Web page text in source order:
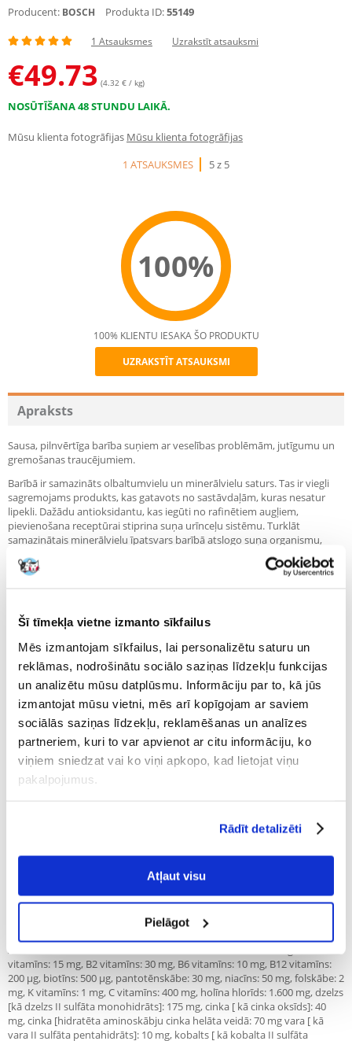
Šī tīmekļa vietne izmanto sīkfailus
Mēs izmantojam sīkfailus, lai personalizētu saturu un
reklāmas, nodrošinātu sociālo saziņas līdzekļu funkcijas
un analizētu mūsu datplūsmu. Informāciju par to, kā jūs
izmantojat mūsu vietni, mēs arī kopīgojam ar saviem
sociālās saziņas līdzekļu, reklamēšanas un analīzes
partneriem, kuri to var apvienot ar citu informāciju, ko
viņiem sniedzat vai ko viņi apkopo, kad lietojat viņu
pakalpojumus.
Rādīt detalizēti
Atļaut visu
Pielāgot
Producent: BOSCH Produkta ID:55149
1 Atsauksmes Uzrakstīt atsauksmi
€49.73 (4.32 € / kg)
NOSŪTĪŠANA 48 STUNDU LAIKĀ.
Mūsu klienta fotogrāfijas Mūsu klienta fotogrāfijas
1 ATSAUKSMES
5 z 5
100%
Recommend
100% KLIENTU IESAKA ŠO PRODUKTU
UZRAKSTĪT ATSAUKSMI
Apraksts
Sausa, pilnvērtīga barība suņiem ar veselības problēmām, jutīgumu un
gremošanas traucējumiem.
Barībā ir samazināts olbaltumvielu un minerālvielu saturs. Tas ir viegli
sagremojams produkts, kas gatavots no sastāvdaļām, kuras nesatur
lipekli. Dažādu antioksidantu, kas iegūti no rafinētiem augļiem,
pievienošana receptūrai stiprina suņa urīnceļu sistēmu. Turklāt
samazinātais minerālvielu īpatsvars barībā atslogo suņa organismu,
izraisot skābuma stabilizāciju. Jūsu suņa urīna pH vērtība uzturēs
nedaudz skābu reakciju ar šo barību. Pārāk skāba urīna reakcija sunim
Funkcijas:
Urīnceļu aprūpe - samazināts olbaltumvielu un zivju un kartupeļu
olbaltumvielu īpatsvars novērš dažādu nogulšņu veidošanos suņa
urīnceļos, vienlaikus atslogojot suņa urīnceļu sistēmu.
Samazināts minerālvielu īpatsvars
Zems olbaltumvielu līmenis
Bez glutēna
Zivis kā vienīgais olbaltumvielu avots
Sastāvs:
hidrolīze, linsēklas, tomātu biezenis (žāvēts), raugs (žāvēts), cigoriņu
(kaltēti), āboli (kaltēti), dzērvenes (kaltētas), nātrija hlorīds, mellenes
(kaltētas), jūras aļģu pulveris, gliemenes pulveris, kaltēti kliņģerīšu ziedi,
A vitamīns: 25 000 IE, D3 vitamīns: 1 200 IE, E vitamīns: 600 mg, B1
vitamīns: 15 mg, B2 vitamīns: 30 mg, B6 vitamīns: 10 mg, B12 vitamīns:
200 μg, biotīns: 500 μg, pantotēnskābe: 30 mg, niacīns: 50 mg, folskābe: 2
mg, K vitamīns: 1 mg, C vitamīns: 400 mg, holīna hlorīds: 1.600 mg, dzelzs
[kā dzelzs II sulfāta monohidrāts]: 175 mg, cinka [ kā cinka oksīds]: 40
mg, cinka [hidratēta aminoskābju cinka helāta veidā: 70 mg vara [ kā
vara II sulfāta pentahidrāts]: 10 mg, kobalts [ kā kobalta II sulfāta